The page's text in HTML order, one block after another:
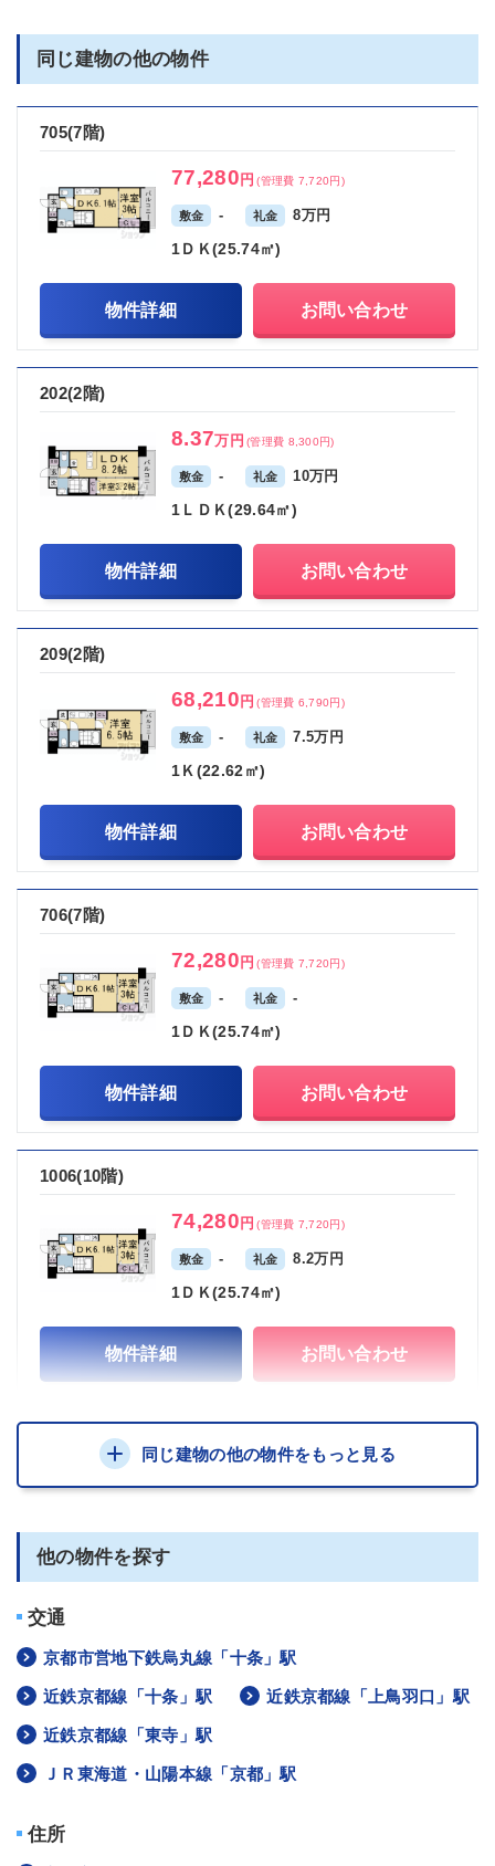
同じ建物の他の物件
705(7階)
77,280 円 (管理費 7,720円)
敷金 - 礼金 8万円
1ＤＫ(25.74㎡)
物件詳細 お問い合わせ
202(2階)
8.37万円 (管理費 8,300円)
敷金 - 礼金 10万円
1ＬＤＫ(29.64㎡)
物件詳細 お問い合わせ
209(2階)
68,210 円 (管理費 6,790円)
敷金 - 礼金 7.5万円
1Ｋ(22.62㎡)
物件詳細 お問い合わせ
706(7階)
72,280 円 (管理費 7,720円)
敷金 - 礼金 -
1ＤＫ(25.74㎡)
物件詳細 お問い合わせ
1006(10階)
74,280 円 (管理費 7,720円)
敷金 - 礼金 8.2万円
1ＤＫ(25.74㎡)
物件詳細 お問い合わせ
同じ建物の他の物件をもっと見る
他の物件を探す
交通
京都市営地下鉄烏丸線「十条」駅
近鉄京都線「十条」駅 近鉄京都線「上鳥羽口」駅
近鉄京都線「東寺」駅
ＪＲ東海道・山陽本線「京都」駅
住所